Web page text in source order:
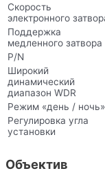
Скорость
электронного
Поддержка
медленного затвора
P/N
Широкий
динамический
диапазон WDR
Режим «день / ночь»
Регулировка угла
установки
Объектив